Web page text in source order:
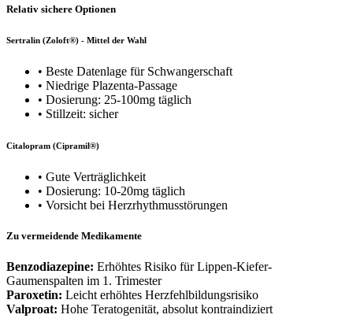
Relativ sichere Optionen
Sertralin (Zoloft®) - Mittel der Wahl
• Beste Datenlage für Schwangerschaft
• Niedrige Plazenta-Passage
• Dosierung: 25-100mg täglich
• Stillzeit: sicher
Citalopram (Cipramil®)
• Gute Verträglichkeit
• Dosierung: 10-20mg täglich
• Vorsicht bei Herzrhythmusstörungen
Zu vermeidende Medikamente
Benzodiazepine: Erhöhtes Risiko für Lippen-Kiefer-
Gaumenspalten im 1. Trimester
Paroxetin: Leicht erhöhtes Herzfehlbildungsrisiko
Valproat: Hohe Teratogenität, absolut kontraindiziert